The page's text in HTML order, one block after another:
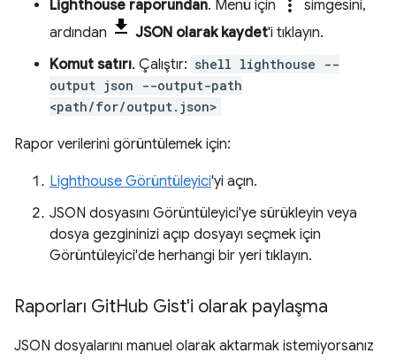
Lighthouse raporundan. Menü için more_vert
simgesini,
ardından
JSON olarak kaydet'i tıklayın.
Komut satırı. Çalıştır: shell lighthouse --
output json --output-path
<path/for/output.json>
Rapor verilerini görüntülemek için:
Lighthouse Görüntüleyici'yi açın.
JSON dosyasını Görüntüleyici'ye sürükleyin veya
dosya gezgininizi açıp dosyayı seçmek için
Görüntüleyici'de herhangi bir yeri tıklayın.
Raporları GitHub Gist'i olarak paylaşma
JSON dosyalarını manuel olarak aktarmak istemiyorsanız